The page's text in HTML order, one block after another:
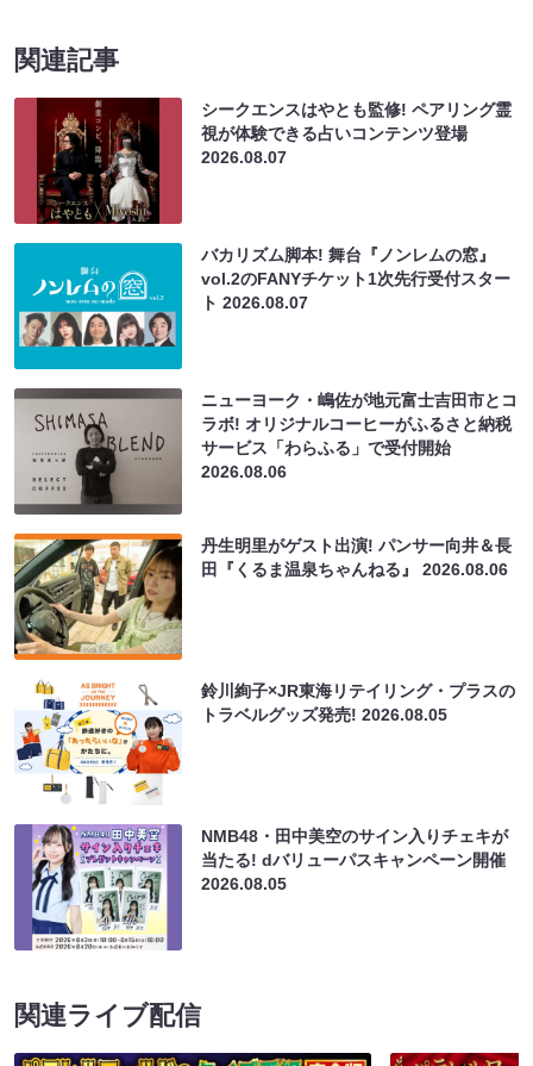
関連記事
シークエンスはやとも監修! ペアリング霊
視が体験できる占いコンテンツ登場
2026.08.07
バカリズム脚本! 舞台『ノンレムの窓』
vol.2のFANYチケット1次先行受付スター
ト2026.08.07
ニューヨーク・嶋佐が地元富士吉田市とコ
ラボ! オリジナルコーヒーがふるさと納税
サービス「わらふる」で受付開始
2026.08.06
丹生明里がゲスト出演! パンサー向井＆長
田『くるま温泉ちゃんねる』2026.08.06
鈴川絢子×JR東海リテイリング・プラスの
トラベルグッズ発売!2026.08.05
NMB48・田中美空のサイン入りチェキが
当たる! dバリューパスキャンペーン開催
2026.08.05
関連ライブ配信